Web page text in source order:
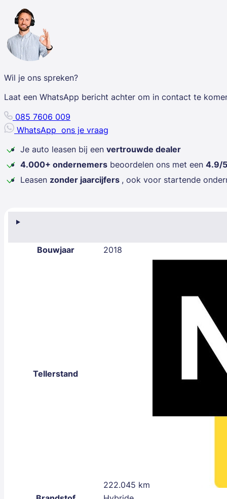
Bouwjaar 2018
Tellerstand
222.045 km
Wil je ons spreken?
Laat een WhatsApp bericht achter om in contact te
085 7606 009
WhatsApp ons je vraag
Je auto leasen bij een vertrouwde dealer
4.000+ ondernemers beoordelen ons met een 4.9/5
Leasen zonder jaarcijfers , ook voor startende